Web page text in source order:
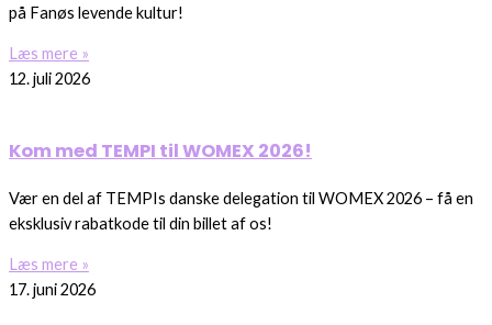
på Fanøs levende kultur!
Læs mere »
12. juli 2026
Kom med TEMPI til WOMEX 2026!
Vær en del af TEMPIs danske delegation til WOMEX 2026 – få en
eksklusiv rabatkode til din billet af os!
Læs mere »
17. juni 2026